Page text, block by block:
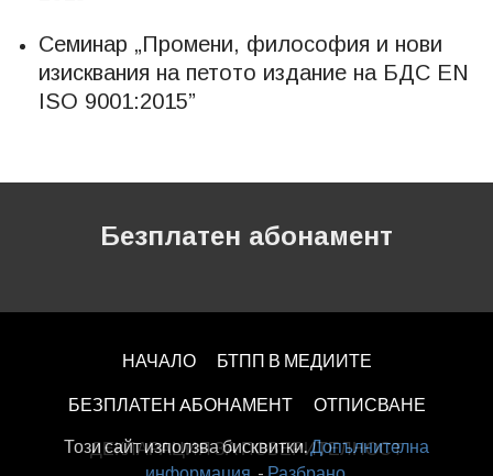
Семинар „Промени, философия и нови
изисквания на петото издание на БДС EN
ISO 9001:2015”
Безплатен абонамент
НАЧАЛО БТПП В МЕДИИТЕ
БЕЗПЛАТЕН AБОНАМЕНТ ОТПИСВАНЕ
ДЕКЛАРАЦИЯ ЗА ПОВЕРИТЕЛНОСT
Този сайт използва бисквитки.Допълнителна